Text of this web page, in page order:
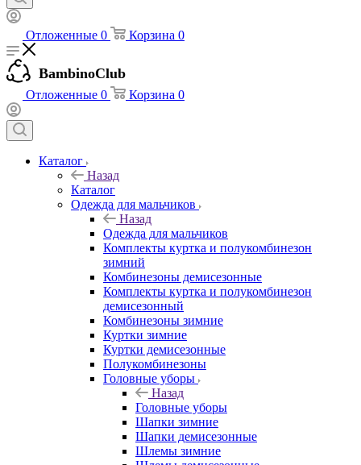
Отложенные 0 Корзина 0
BambinoClub
Отложенные 0 Корзина 0
Каталог
Назад
Каталог
Одежда для мальчиков
Назад
Одежда для мальчиков
Комплекты куртка и полукомбинезон
зимний
Комбинезоны демисезонные
Комплекты куртка и полукомбинезон
демисезонный
Комбинезоны зимние
Куртки зимние
Куртки демисезонные
Полукомбинезоны
Головные уборы
Назад
Головные уборы
Шапки зимние
Шапки демисезонные
Шлемы зимние